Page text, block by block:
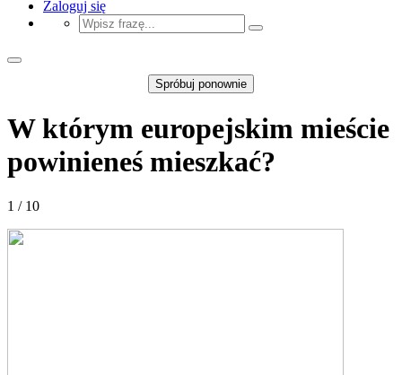
Zaloguj się
Spróbuj ponownie
W którym europejskim mieście
powinieneś mieszkać?
1 / 10